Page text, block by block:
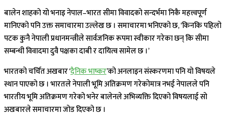
बालेन शाहको यो भनाइ नेपाल–भारत सीमा विवादको सन्दर्भमा निकै महत्त्वपूर्ण
मानिएको पनि उक्त समाचारमा उल्लेख छ । समाचारमा भनिएको छ, ‘किनकि पहिलो
पटक कुनै नेपाली प्रधानमन्त्रीले सार्वजनिक रूपमा स्वीकार गरेका छन् कि सीमा
सम्बन्धी विवादमा दुवै पक्षका दाबी र दायित्व सामेल छ ।’
भारतको चर्चित अखबार ‘दैनिक भाष्कर’को अनलाइन संस्करणमा पनि यो विषयले
स्थान पाएको छ । भारतले नेपाली भूमि अतिक्रमण गरेकोमात्र नभई नेपालले पनि
भारतीय भूमि अतिक्रमण गरेको भनेर बालेनले अभिव्यक्ति दिएको विषयलाई सो
अखबारले समाचारमा जोड दिएको छ ।